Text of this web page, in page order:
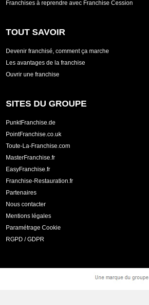
Franchises à reprendre avec Franchise Cession
TOUT SAVOIR
Devenir franchisé, comment ça marche
Les avantages de la franchise
Ouvrir une franchise
SITES DU GROUPE
PunktFranchise.de
PointFranchise.co.uk
Toute-La-Franchise.com
MasterFranchise.fr
EasyFranchise.fr
Franchise-Restauration.fr
Partenaires
Nous contacter
Mentions légales
Paramétrage Cookie
RGPD / GDPR